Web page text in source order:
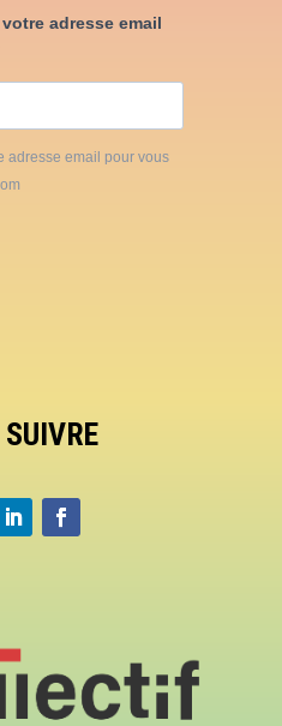
adresse email
adresse email pour vous